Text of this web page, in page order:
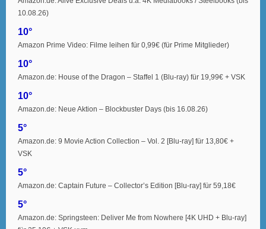
10.08.26)
10°
Amazon Prime Video: Filme leihen für 0,99€ (für Prime Mitglieder)
10°
Amazon.de: House of the Dragon – Staffel 1 (Blu-ray) für 19,99€ + VSK
10°
Amazon.de: Neue Aktion – Blockbuster Days (bis 16.08.26)
5°
Amazon.de: 9 Movie Action Collection – Vol. 2 [Blu-ray] für 13,80€ +
VSK
5°
Amazon.de: Captain Future – Collector’s Edition [Blu-ray] für 59,18€
5°
Amazon.de: Springsteen: Deliver Me from Nowhere [4K UHD + Blu-ray]